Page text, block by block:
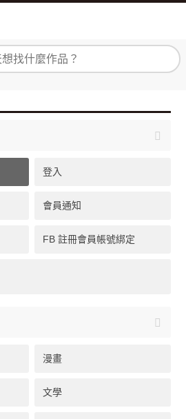
註冊
登入
會員通知
FB 註冊會員帳號綁定
漫畫
文學